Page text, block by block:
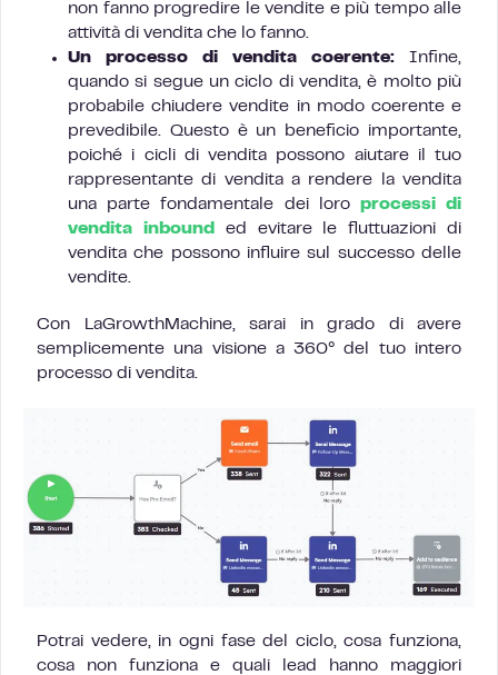
non fanno progredire le vendite e più tempo alle
attività di vendita che lo fanno.
Un processo di vendita coerente: Infine,
quando si segue un ciclo di vendita, è molto più
probabile chiudere vendite in modo coerente e
prevedibile. Questo è un beneficio importante,
poiché i cicli di vendita possono aiutare il tuo
rappresentante di vendita a rendere la vendita
una parte fondamentale dei loro processi di
vendita inbound
ed evitare le fluttuazioni di
vendita che possono influire sul successo delle
vendite.
Con LaGrowthMachine, sarai in grado di avere
semplicemente una visione a 360° del tuo intero
processo di vendita.
Potrai vedere, in ogni fase del ciclo, cosa funziona,
cosa non funziona e quali lead hanno maggiori